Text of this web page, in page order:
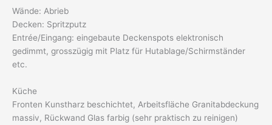
Wände: Abrieb
Decken: Spritzputz
Entrée/Eingang: eingebaute Deckenspots elektronisch
gedimmt, grosszügig mit Platz für Hutablage/Schirmständer
etc.
Küche
Fronten Kunstharz beschichtet, Arbeitsfläche Granitabdeckung
massiv, Rückwand Glas farbig (sehr praktisch zu reinigen)